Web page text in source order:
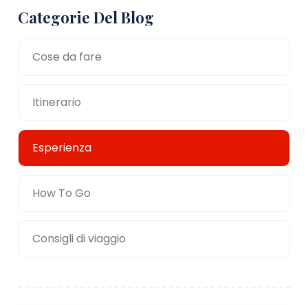
Categorie Del Blog
Cose da fare
Itinerario
Esperienza
How To Go
Consigli di viaggio